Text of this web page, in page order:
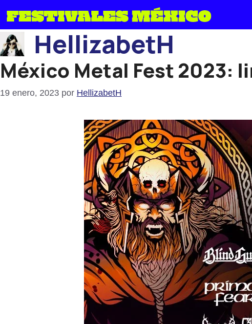
al
contenidoHellizabetH
México Metal Fest 2023:
19 enero, 2023 por HellizabetH